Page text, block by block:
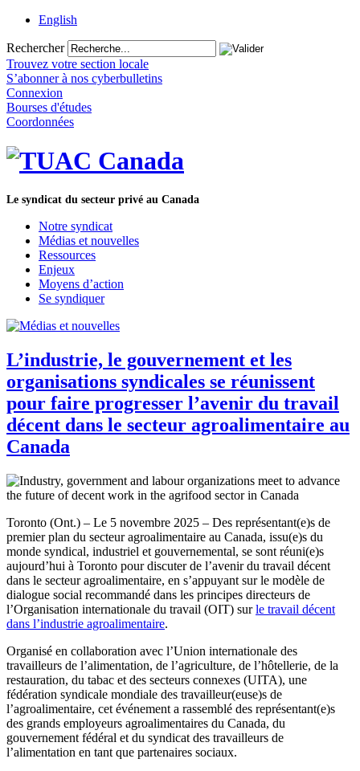
English
Rechercher
Trouvez votre section locale
S’abonner à nos cyberbulletins
Connexion
Bourses d'études
Coordonnées
Le syndicat du secteur privé au Canada
Notre syndicat
Médias et nouvelles
Ressources
Enjeux
Moyens d’action
Se syndiquer
L’industrie, le gouvernement et les
organisations syndicales se réunissent
pour faire progresser l’avenir du travail
décent dans le secteur agroalimentaire au
Canada
Toronto (Ont.) – Le 5 novembre 2025 – Des représentant(e)s de
premier plan du secteur agroalimentaire au Canada, issu(e)s du
monde syndical, industriel et gouvernemental, se sont réuni(e)s
aujourd’hui à Toronto pour discuter de l’avenir du travail décent
dans le secteur agroalimentaire, en s’appuyant sur le modèle de
dialogue social recommandé dans les principes directeurs de
l’Organisation internationale du travail (OIT) surle travail décent
dans l’industrie agroalimentaire.
Organisé en collaboration avec l’Union internationale des
travailleurs de l’alimentation, de l’agriculture, de l’hôtellerie, de la
restauration, du tabac et des secteurs connexes (UITA), une
fédération syndicale mondiale des travailleur(euse)s de
l’agroalimentaire, cet événement a rassemblé des représentant(e)s
des grands employeurs agroalimentaires du Canada, du
gouvernement fédéral et du syndicat des travailleurs de
l’alimentation en tant que partenaires sociaux.